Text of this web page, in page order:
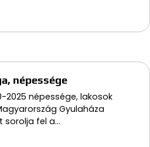
népessége
2025 népessége, lakosok
Gyulaháza
sorolja fel a…